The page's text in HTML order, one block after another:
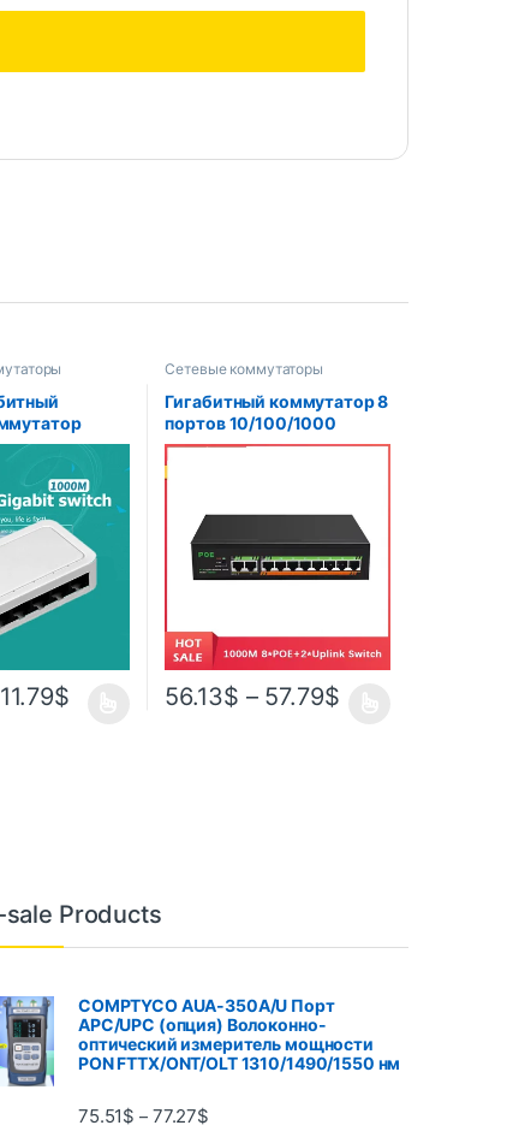
Мбит/с, 5-
интернет-
RJ45
11.79$
Сетевые коммутаторы
Гигабитный коммутатор 8
портов 10/100/1000
Мбит/с POE коммутатор 2
порта 1000 Мбит/с Uplink
120 Вт Bulit-in источник
питания с VLAN
56.13$ – 57.79$
sale Products
COMPTYCO AUA-350A/U Порт
APC/UPC (опция) Волоконно-
оптический измеритель мощности
PON FTTX/ONT/OLT 1310/1490/1550 нм
75.51$ – 77.27$